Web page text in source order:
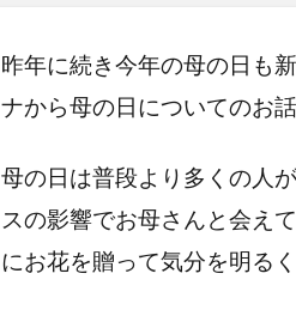
昨年に続き今年の母の日も
ナから母の日についてのお
母の日は普段より多くの人
スの影響でお母さんと会え
にお花を贈って気分を明る